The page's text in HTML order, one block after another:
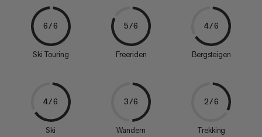
6/6
Ski Touring
5/6
Freeriden
4/6
Bergsteigen
4/6
Ski
3/6
Wandern
2/6
Trekking